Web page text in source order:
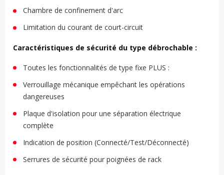
Chambre de confinement d'arc
Limitation du courant de court-circuit
Caractéristiques de sécurité du type débrochable :
Toutes les fonctionnalités de type fixe PLUS :
Verrouillage mécanique empêchant les opérations
dangereuses
Plaque d'isolation pour une séparation électrique
complète
Indication de position (Connecté/Test/Déconnecté)
Serrures de sécurité pour poignées de rack